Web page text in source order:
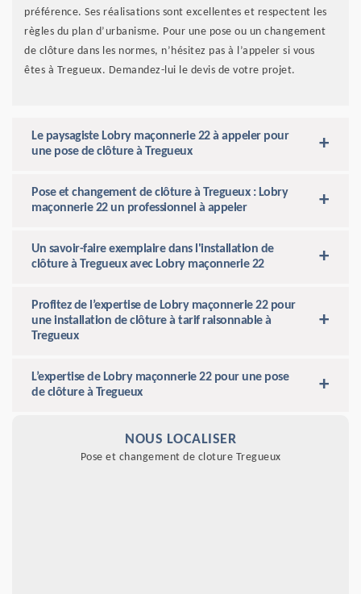
préférence. Ses réalisations sont excellentes et respectent les
règles du plan d’urbanisme. Pour une pose ou un changement
de clôture dans les normes, n’hésitez pas à l’appeler si vous
êtes à Tregueux. Demandez-lui le devis de votre projet.
Le paysagiste Lobry maçonnerie 22 à appeler pour
une pose de clôture à Tregueux
Pose et changement de clôture à Tregueux : Lobry
maçonnerie 22 un professionnel à appeler
Un savoir-faire exemplaire dans l'installation de
clôture à Tregueux avec Lobry maçonnerie 22
Profitez de l’expertise de Lobry maçonnerie 22 pour
une installation de clôture à tarif raisonnable à
Tregueux
L’expertise de Lobry maçonnerie 22 pour une pose
de clôture à Tregueux
NOUS LOCALISER
Pose et changement de cloture Tregueux